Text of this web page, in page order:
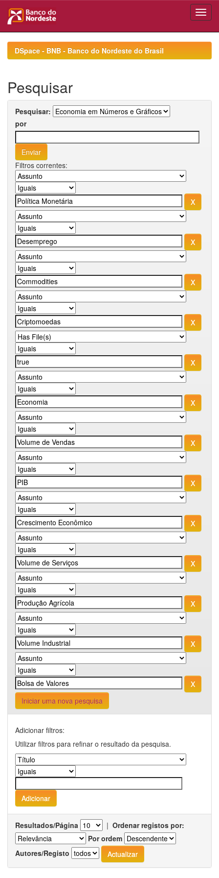
navigationDSpace - BNB - Banco do Nordeste do Brasil
Pesquisar
Pesquisar:
por
Filtros correntes:
Iniciar uma nova pesquisa
Adicionar filtros:
Utilizar filtros para refinar o resultado da pesquisa.
Resultados/Página | Ordenar registos por:
Por ordem
Autores/Registo